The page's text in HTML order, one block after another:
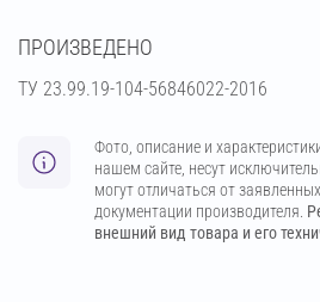
ПРОИЗВЕДЕНО
ТУ 23.99.19-104-56846022-2016
Фото, описание и
нашем сайте, несут
могут отличаться от
документации производителя.
внешний вид товара и его